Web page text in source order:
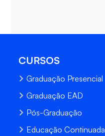
CURSOS
Graduação Presencial
Graduação EAD
Pós-Graduação
Educação Continuada